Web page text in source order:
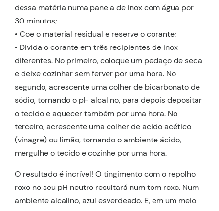
dessa matéria numa panela de inox com água por
30 minutos;
• Coe o material residual e reserve o corante;
• Divida o corante em três recipientes de inox
diferentes. No primeiro, coloque um pedaço de seda
e deixe cozinhar sem ferver por uma hora. No
segundo, acrescente uma colher de bicarbonato de
sódio, tornando o pH alcalino, para depois depositar
o tecido e aquecer também por uma hora. No
terceiro, acrescente uma colher de acido acético
(vinagre) ou limão, tornando o ambiente ácido,
mergulhe o tecido e cozinhe por uma hora.
O resultado é incrível! O tingimento com o repolho
roxo no seu pH neutro resultará num tom roxo. Num
ambiente alcalino, azul esverdeado. E, em um meio